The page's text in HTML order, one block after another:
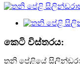
කෙටි විස්තරය:
තනි පේළියේ